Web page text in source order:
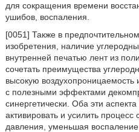
для сокращения времени
ушибов, воспаления.
[0051] Также в
изобретения, наличие
внутренней печатью лент из
сочетать преимущества
высокую
с полезными эффектами
синергетически. Оба эти
активировать и усилить
давления, уменьшая